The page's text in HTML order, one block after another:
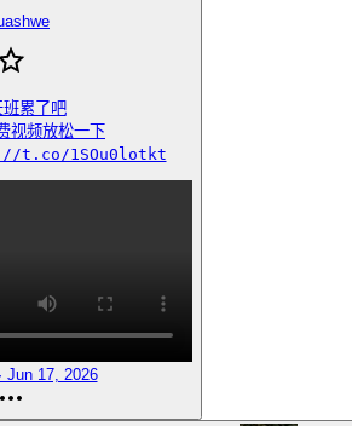
班累了吧
视频放松一下
t.co/1SOu0lotkt
Jun 17, 2026